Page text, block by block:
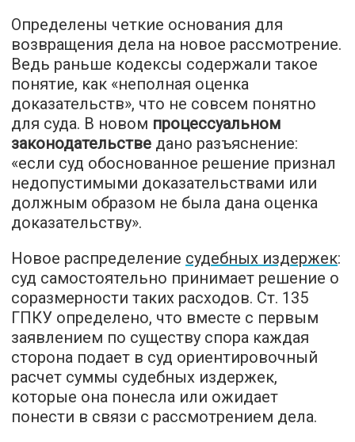
Определены четкие основания для
возвращения дела на новое рассмотрение.
Ведь раньше кодексы содержали такое
понятие, как «неполная оценка
доказательств», что не совсем понятно
для суда. В новом процессуальном
законодательстве дано разъяснение:
«если суд обоснованное решение признал
недопустимыми доказательствами или
должным образом не была дана оценка
доказательству».
Новое распределение судебных издержек:
суд самостоятельно принимает решение о
соразмерности таких расходов. Ст. 135
ГПКУ определено, что вместе с первым
заявлением по существу спора каждая
сторона подает в суд ориентировочный
расчет суммы судебных издержек,
которые она понесла или ожидает
понести в связи с рассмотрением дела.